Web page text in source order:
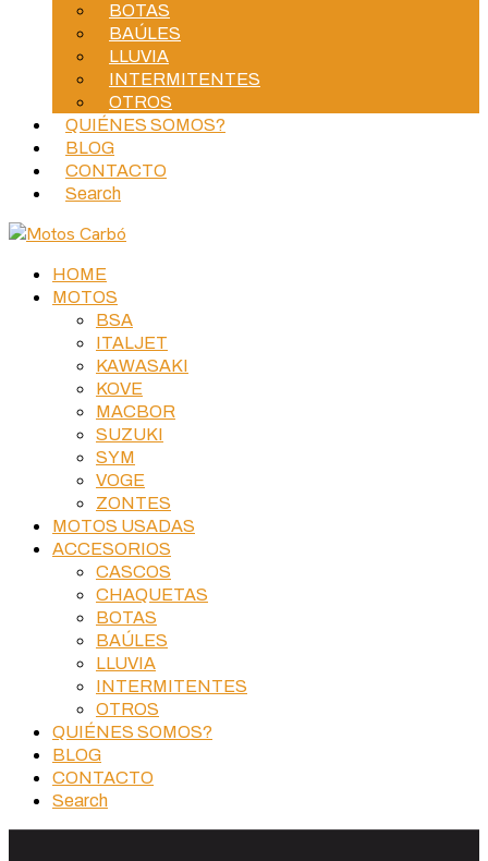
BOTAS
BAÚLES
LLUVIA
INTERMITENTES
OTROS
QUIÉNES SOMOS?
BLOG
CONTACTO
Search
HOME
MOTOS
BSA
ITALJET
KAWASAKI
KOVE
MACBOR
SUZUKI
SYM
VOGE
ZONTES
MOTOS USADAS
ACCESORIOS
CASCOS
CHAQUETAS
BOTAS
BAÚLES
LLUVIA
INTERMITENTES
OTROS
QUIÉNES SOMOS?
BLOG
CONTACTO
Search